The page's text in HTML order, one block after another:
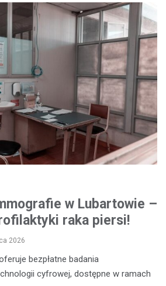
w Lubartowie –
raka piersi!
2026
bezpłatne badania
cyfrowej, dostępne w ramach